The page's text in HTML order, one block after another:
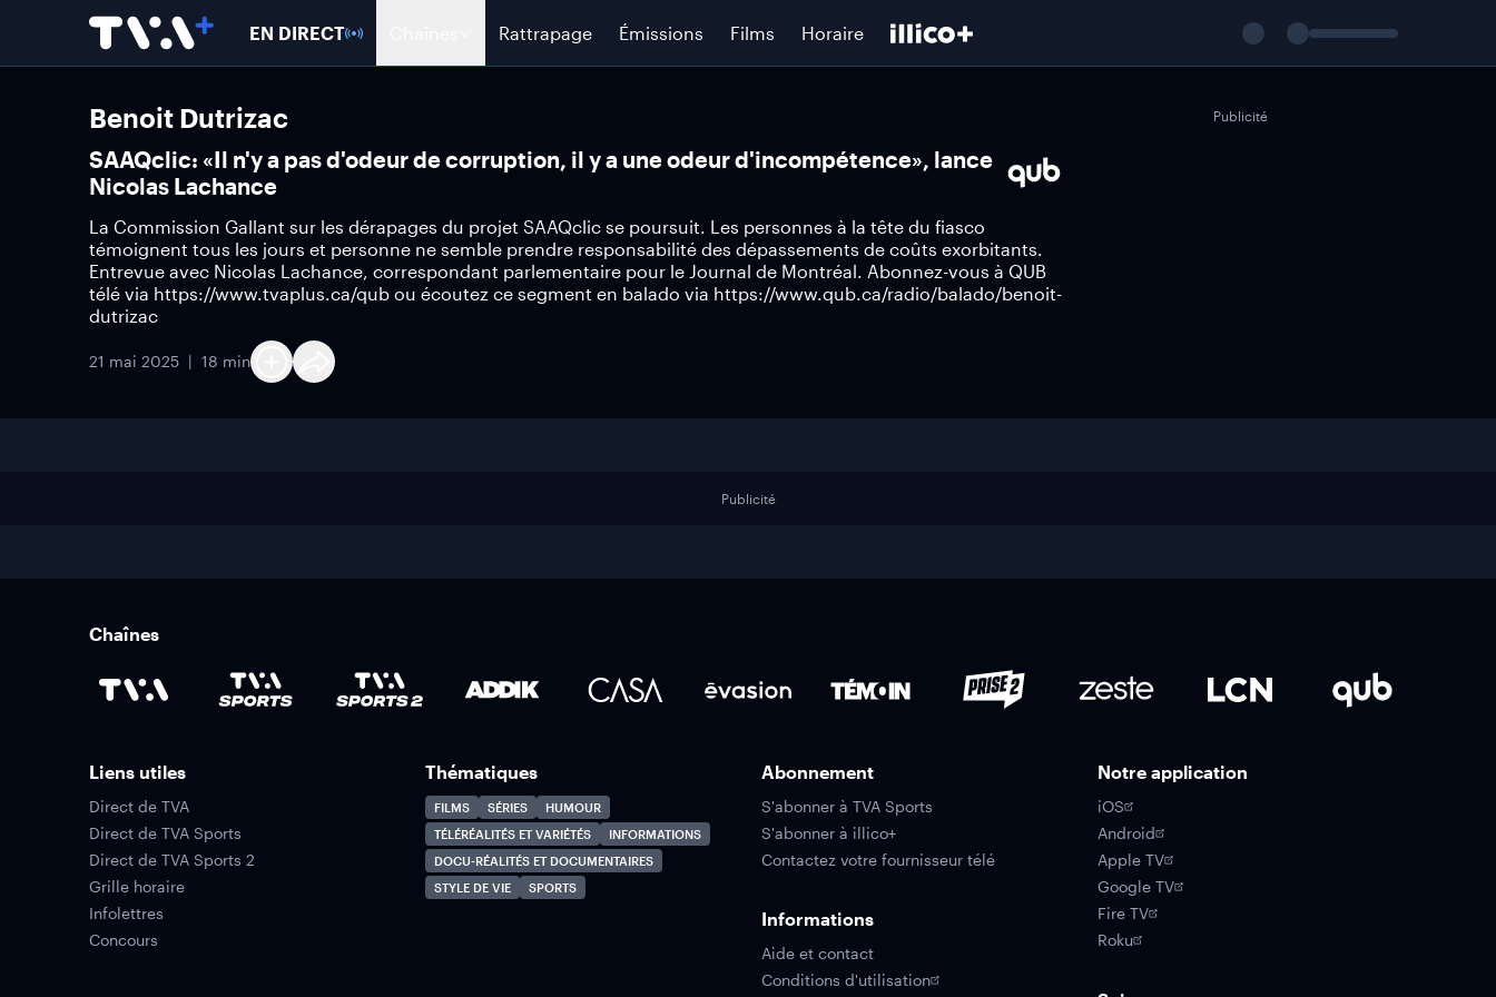
EN DIRECT Rattrapage Émissions Films Horaire
Benoit Dutrizac
SAAQclic: «Il n'y a pas d'odeur de corruption, il y a une odeur d'incompétence», lance
Nicolas Lachance
La Commission Gallant sur les dérapages du projet SAAQclic se poursuit. Les personnes à la tête du fiasco
témoignent tous les jours et personne ne semble prendre responsabilité des dépassements de coûts exorbitants.
Entrevue avec Nicolas Lachance, correspondant parlementaire pour le Journal de Montréal. Abonnez-vous à QUB
télé via https://www.tvaplus.ca/qub ou écoutez ce segment en balado via https://www.qub.ca/radio/balado/benoit-
dutrizac
21 mai 2025 18 min
Publicité
Publicité
Chaînes
Liens utiles
Direct de TVA
Direct de TVA Sports
Direct de TVA Sports 2
Grille horaire
Infolettres
Concours
Thématiques
FILMS SÉRIES
HUMOUR
TÉLÉRÉALITÉS ET VARIÉTÉS
INFORMATIONS
DOCU-RÉALITÉS ET DOCUMENTAIRES
STYLE DE VIE
SPORTS
Abonnement
S'abonner à TVA Sports
S'abonner à illico+
Contactez votre fournisseur télé
Informations
Aide et contact
Conditions d'utilisation
Notre application
iOS
Android
Apple TV
Google TV
Fire TV
Roku